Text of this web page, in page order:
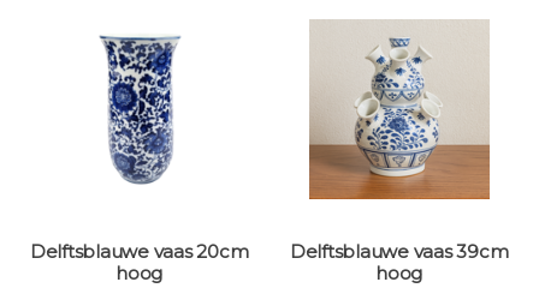
Delftsblauwe vaas 20cm
hoog
Delftsblauwe vaas 39cm
hoog